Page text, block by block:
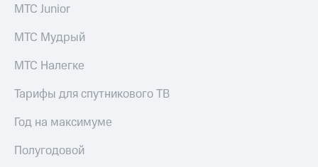
Акции
Приложения
КИОН
Музыка
КИОН
Строки
Live
Покупка
онлайн
на связь
С картой
Деньги
Накопления
МТС Junior
МТС Мудрый
МТС Налегке
Тарифы для спутникового ТВ
Год на максимуме
Полугодовой